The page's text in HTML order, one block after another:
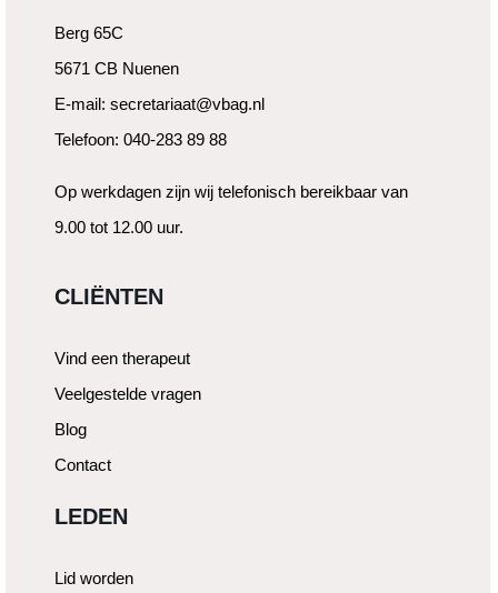
Berg 65C
5671 CB Nuenen
E-mail: secretariaat@vbag.nl
Telefoon: 040-283 89 88
Op werkdagen zijn wij telefonisch bereikbaar van
9.00 tot 12.00 uur.
CLIËNTEN
Vind een therapeut
Veelgestelde vragen
Blog
Contact
LEDEN
Lid worden